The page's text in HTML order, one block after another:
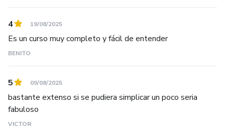
4 19/08/2025
Es un curso muy completo y fácil de entender
BENITO
5 09/08/2025
bastante extenso si se pudiera simplicar un poco seria
fabuloso
VICTOR